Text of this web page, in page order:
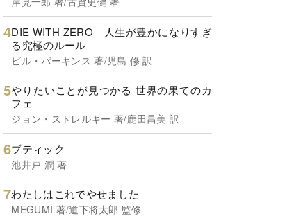
DIE WITH ZERO 人生が豊かになりすぎ
る究極のルール
ビル・パーキンス 著/児島 修 訳
やりたいことが見つかる 世界の果てのカ
フェ
ジョン・ストレルキー 著/鹿田昌美 訳
ブティック
池井戸 潤 著
わたしはこれでやせました
MEGUMI 著/道下将太郎 監修